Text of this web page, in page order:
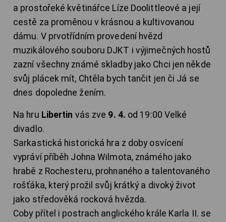
a prostořeké květinářce Líze Doolittleové a její
cestě za proměnou v krásnou a kultivovanou
dámu. V prvotřídním provedení hvězd
muzikálového souboru DJKT i výjimečných hostů
zazní všechny známé skladby jako Chci jen někde
svůj plácek mít, Chtěla bych tančit jen či Já se
dnes dopoledne žením.
Na hru Libertin vás zve 9. 4. od 19:00 Velké
divadlo.
Sarkastická historická hra z doby osvícení
vypráví příběh Johna Wilmota, známého jako
hrabě z Rochesteru, prohnaného a talentovaného
rošťáka, který prožil svůj krátký a divoký život
jako středověká rocková hvězda.
Coby přítel i postrach anglického krále Karla II. se